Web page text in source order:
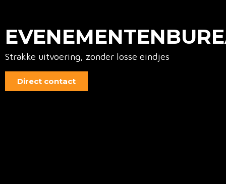
Strakke uitvoering, zonder losse eindjes
Direct contact